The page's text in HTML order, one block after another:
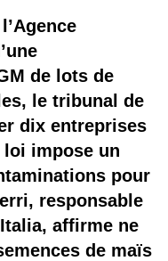
de lots de
le tribunal de
dix entreprises
loi impose un
pour
responsable
affirme ne
de maïs